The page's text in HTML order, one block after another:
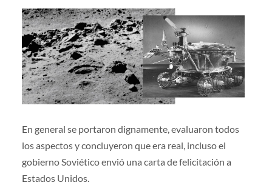
En general se portaron dignamente, evaluaron todos
los aspectos y concluyeron que era real, incluso el
gobierno Soviético envió una carta de felicitación a
Estados Unidos.